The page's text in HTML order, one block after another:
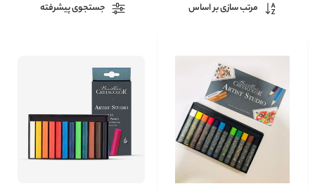
مرتب سازی بر اساس جستجوی پیشرفته